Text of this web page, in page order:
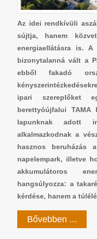
Az idei rendkívüli
sújtja, hanem
energiaellátásra is.
bizonytalanná vált a
ebből fakadó
ipari szereplőket
berettyóújfalui TAMA
lapunknak adott
alkalmazkodnak a
hasznos beruházás
napelempark, illetve
akkumulátoros
hangsúlyozza: a
kérdése, hanem a
Bővebben ...